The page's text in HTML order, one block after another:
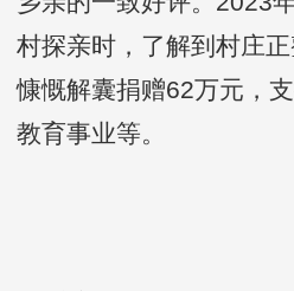
村探亲时，了解到村庄
慷慨解囊捐赠62万元，
教育事业等。